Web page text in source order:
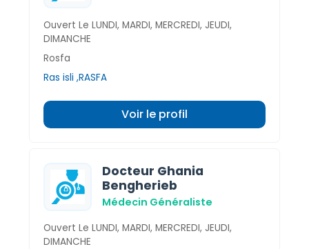
Ouvert Le LUNDI, MARDI, MERCREDI, JEUDI,
DIMANCHE
Rosfa
Ras isli ,RASFA
Voir le profil
Docteur Ghania
Bengherieb
Médecin Généraliste
Ouvert Le LUNDI, MARDI, MERCREDI, JEUDI,
DIMANCHE